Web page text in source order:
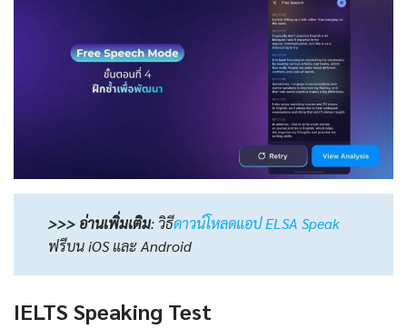
>>> อ่านเพิ่มเติม: วิธีดาวน์โหลดแอป ELSA Speak
ฟรีบน iOS และ Android
IELTS Speaking Test